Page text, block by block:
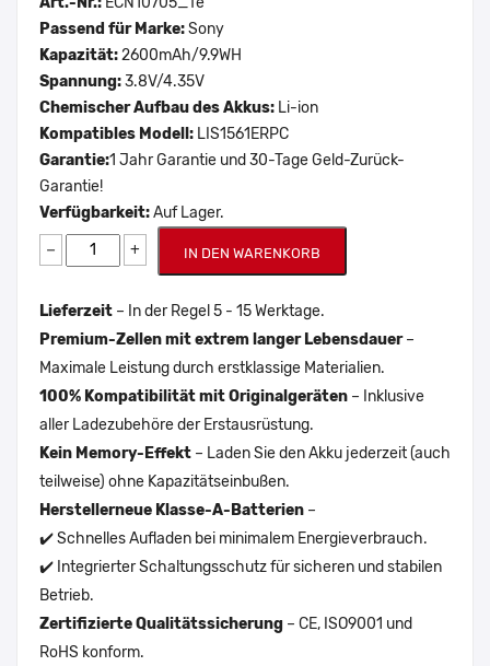
Passend für Marke:Sony
Kapazität:2600mAh/9.9WH
Spannung:3.8V/4.35V
Chemischer Aufbau des Akkus: Li-ion
Kompatibles Modell: LIS1561ERPC
Garantie:1 Jahr Garantie und 30-Tage Geld-Zurück-
Garantie!
Verfügbarkeit:Auf Lager.
− + IN DEN WARENKORB
Lieferzeit – In der Regel 5 - 15 Werktage.
Premium-Zellen mit extrem langer Lebensdauer–
Maximale Leistung durch erstklassige Materialien.
100% Kompatibilität mit Originalgeräten – Inklusive
aller Ladezubehöre der Erstausrüstung.
Kein Memory-Effekt – Laden Sie den Akku jederzeit (auch
teilweise) ohne Kapazitätseinbußen.
Herstellerneue Klasse-A-Batterien –
✔️ Schnelles Aufladen bei minimalem Energieverbrauch.
✔️ Integrierter Schaltungsschutz für sicheren und stabilen
Betrieb.
Zertifizierte Qualitätssicherung – CE, ISO9001 und
RoHS konform.